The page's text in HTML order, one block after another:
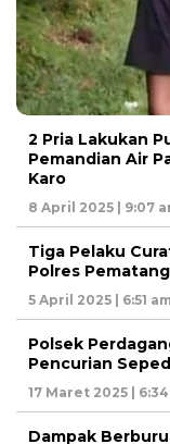
2 Pria Lakukan
Pemandian Air
Karo
8 April 2025 | 9:07
Tiga Pelaku
Polres
5 April 2025 | 6:51
Polsek
Pencurian
17 Maret 2025 |
Dampak